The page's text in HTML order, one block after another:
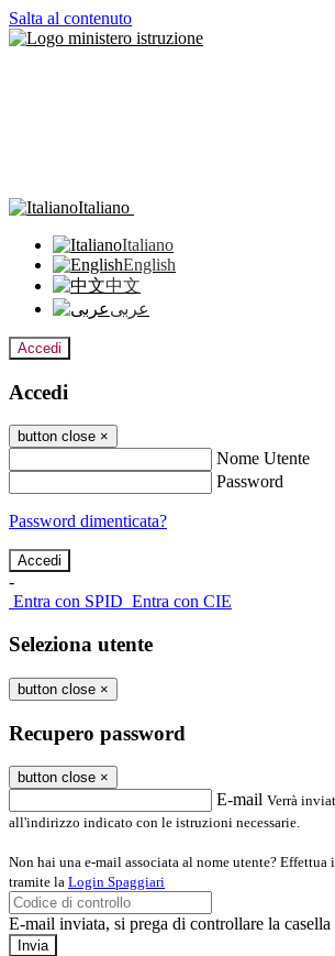
Salta al contenuto
Italiano
Italiano
English
中文
عربى
Accedi
Accedi
button close ×
Nome Utente
Password
Password dimenticata?
-
Entra con SPID Entra con CIE
Seleziona utente
button close ×
Recupero password
button close ×
E-mail Verrà
all'indirizzo indicato con le istruzioni necessarie.
Non hai una e-mail associata al nome utente? Effettua
tramite la Login Spaggiari
E-mail inviata, si prega di controllare la